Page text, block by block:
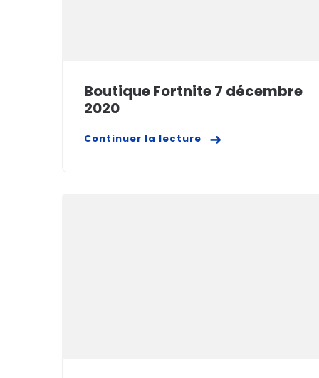
Boutique Fortnite 7 décembre
2020
Continuer la lecture